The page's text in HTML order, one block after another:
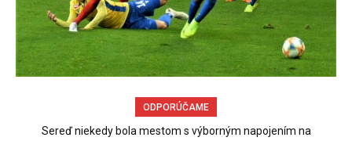
ODPORÚČAME
Obchádzka rozpadajúceho sa už uzatvoreného mosta ponad